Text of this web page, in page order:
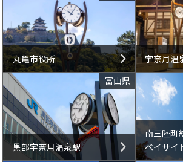
丸亀市役所
宇奈月温
富山県
黒部宇奈月温泉駅
南三陸町
ベイサイ